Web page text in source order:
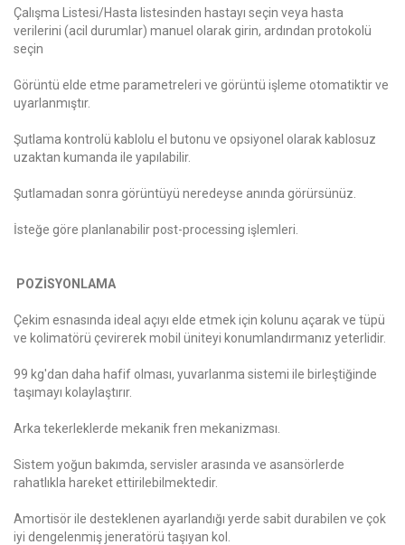
Çalışma Listesi/Hasta listesinden hastayı seçin veya hasta
verilerini (acil durumlar) manuel olarak girin, ardından protokolü
seçin
Görüntü elde etme parametreleri ve görüntü işleme otomatiktir ve
uyarlanmıştır.
Şutlama kontrolü kablolu el butonu ve opsiyonel olarak kablosuz
uzaktan kumanda ile yapılabilir.
Şutlamadan sonra görüntüyü neredeyse anında görürsünüz.
İsteğe göre planlanabilir post-processing işlemleri.
POZİSYONLAMA
Çekim esnasında ideal açıyı elde etmek için kolunu açarak ve tüpü
ve kolimatörü çevirerek mobil üniteyi konumlandırmanız yeterlidir.
99 kg'dan daha hafif olması, yuvarlanma sistemi ile birleştiğinde
taşımayı kolaylaştırır.
Arka tekerleklerde mekanik fren mekanizması.
Sistem yoğun bakımda, servisler arasında ve asansörlerde
rahatlıkla hareket ettirilebilmektedir.
Amortisör ile desteklenen ayarlandığı yerde sabit durabilen ve çok
iyi dengelenmiş jeneratörü taşıyan kol.